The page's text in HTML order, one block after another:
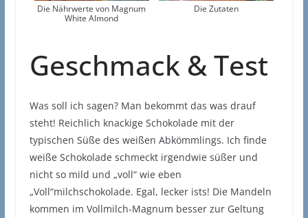
Die Nährwerte von Magnum
White Almond
Die Zutaten
Geschmack & Test
Was soll ich sagen? Man bekommt das was drauf
steht! Reichlich knackige Schokolade mit der
typischen Süße des weißen Abkömmlings. Ich finde
weiße Schokolade schmeckt irgendwie süßer und
nicht so mild und „voll“ wie eben
„Voll“milchschokolade. Egal, lecker ists! Die Mandeln
kommen im Vollmilch-Magnum besser zur Geltung